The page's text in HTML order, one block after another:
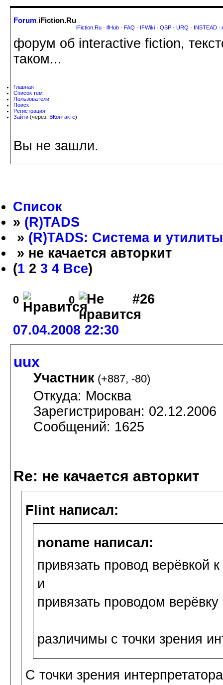
Forum.iFiction.Ru
iFiction.Ru · ifHub · FAQ · IFWiki · QSP · URQ · INSTEAD ·
форум об interactive fiction,
таком...
Главная
Список тем
Пользователи
Поиск
Регистрация
Зайти (через: ВКонтакте)
Вы не зашли.
Список
» (R)TADS
» (R)TADS: Система и утилиты
» не качается авторкит
(1 2 3 4 Все)
0 0 #26
07.04.2008 22:30
uux
Участник (+887, -80)
Откуда: Москва
Зарегистрирован: 02.12.2006
Сообщений: 1625
Re: не качается авторкит
Flint написал:
noname написал:
привязать провод верёвкой к
и
привязать проводом верёвку
различимы с точки зрения
С точки зрения